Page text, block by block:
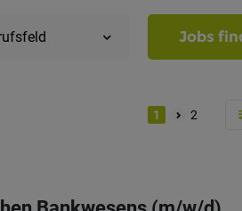
Jobs
1 2